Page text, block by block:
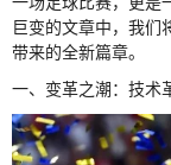
巨变的文章中，我们
带来的全新篇章。
一、变革之潮：技术